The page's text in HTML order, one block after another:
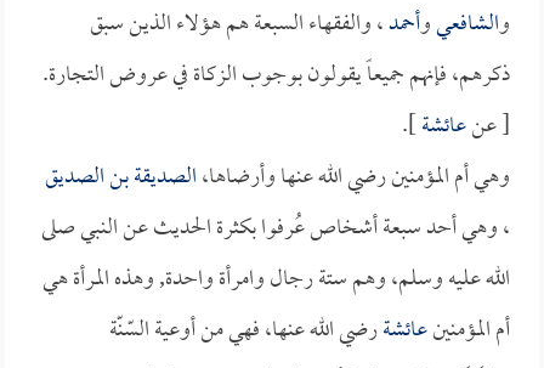
والشافعيوأحمد، والفقهاء السبعة هم هؤلاء الذين سبق
ذكرهم، فإنهم جميعاً يقولون بوجوب الزكاة في عروض التجارة.
[ عنعائشة].
وهي أم المؤمنين رضي الله عنها وأرضاها،الصديقة بن الصديق
، وهي أحد سبعة أشخاص عُرفوا بكثرة الحديث عن النبي صلى
الله عليه وسلم، وهم ستة رجال وامرأة واحدة, وهذه المرأة هي
أم المؤمنينعائشةرضي الله عنها، فهي من أوعية السّنّة